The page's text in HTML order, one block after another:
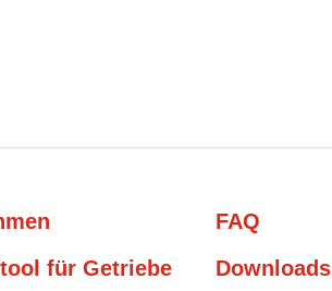
für Getriebe
FAQ
Downloads